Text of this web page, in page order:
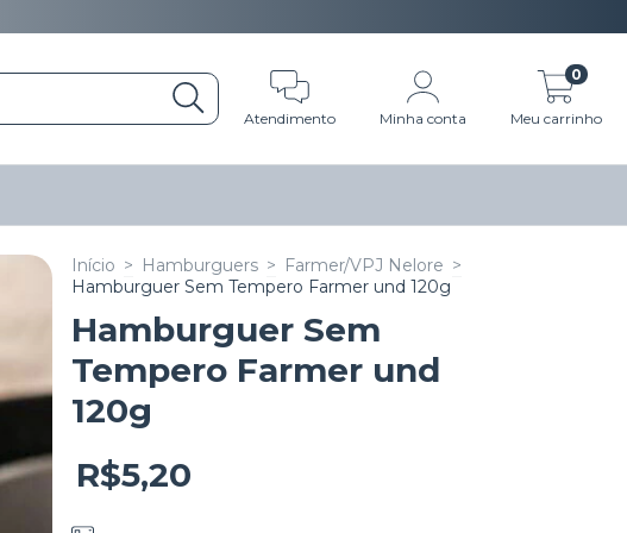
Atendimento Minha conta Meu carrinho
0
Início > Hamburguers > Farmer/VPJ Nelore >
Hamburguer Sem Tempero Farmer und 120g
Hamburguer Sem
Tempero Farmer und
120g
R$5,20